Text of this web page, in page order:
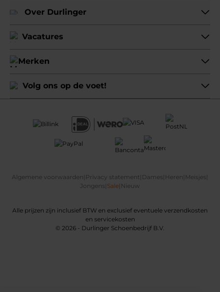
Over Durlinger
Vacatures
Merken
Volg ons op de voet!
Algemene voorwaarden Privacy statement Dames Heren Meisjes
Jongens Sale Nieuw
Alle prijzen zijn inclusief BTW en exclusief eventuele verzendkosten
en servicekosten
© 2026 - Durlinger Schoenbedrijf B.V.